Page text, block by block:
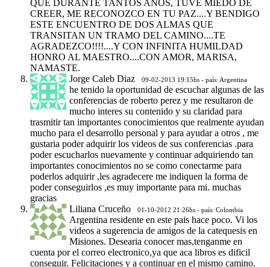
QUE DURANTE TANTOS ANOS, TUVE MIEDO DE
CREER, ME RECONOZCO EN TU PAZ....Y BENDIGO
ESTE ENCUENTRO DE DOS ALMAS QUE
TRANSITAN UN TRAMO DEL CAMINO....TE
AGRADEZCO!!!!....Y CON INFINITA HUMILDAD
HONRO AL MAESTRO....CON AMOR, MARISA,
NAMASTE.
Jorge Caleb Diaz
09-02-2013 19:15hs - país: Argentina
he tenido la oportunidad de escuchar algunas de las
conferencias de roberto perez y me resultaron de
mucho interes su contenido y su claridad para
trasmitir tan importantes conocimientos que realmente ayudan
mucho para el desarrollo personal y para ayudar a otros , me
gustaria poder adquirir los videos de sus conferencias .para
poder escucharlos nuevamente y continuar adquiriendo tan
importantes conocimientos no se como conectarme para
poderlos adquirir ,les agradecere me indiquen la forma de
poder conseguirlos ,es muy importante para mi. muchas
gracias
Liliana Cruceño
01-10-2012 21:26hs - país: Colombia
Argentina residente en este pais hace poco. Vi los
videos a sugerencia de amigos de la catequesis en
Misiones. Desearia conocer mas,tenganme en
cuenta por el correo electronico,ya que aca libros es dificil
conseguir. Felicitaciones y a continuar en el mismo camino.